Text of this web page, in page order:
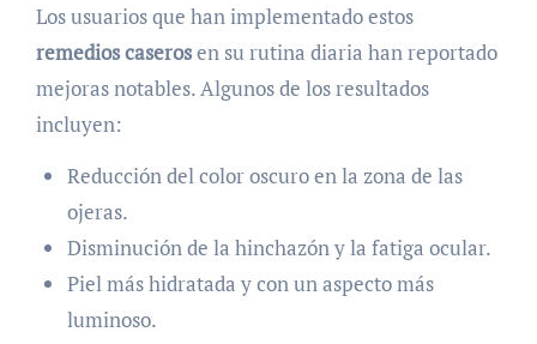
Los usuarios que han implementado estos
remedios caserosen su rutina diaria han reportado
mejoras notables. Algunos de los resultados
incluyen:
Reducción del color oscuro en la zona de las
ojeras.
Disminución de la hinchazón y la fatiga ocular.
Piel más hidratada y con un aspecto más
luminoso.